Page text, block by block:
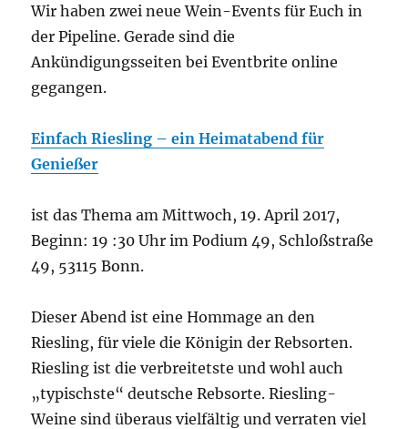
Wir haben zwei neue Wein-Events für Euch in
der Pipeline. Gerade sind die
Ankündigungsseiten bei Eventbrite online
gegangen.
Einfach Riesling – ein Heimatabend für
Genießer
ist das Thema am Mittwoch, 19. April 2017,
Beginn: 19 :30 Uhr im Podium 49, Schloßstraße
49, 53115 Bonn.
Dieser Abend ist eine Hommage an den
Riesling, für viele die Königin der Rebsorten.
Riesling ist die verbreitetste und wohl auch
„typischste“ deutsche Rebsorte. Riesling-
Weine sind überaus vielfältig und verraten viel